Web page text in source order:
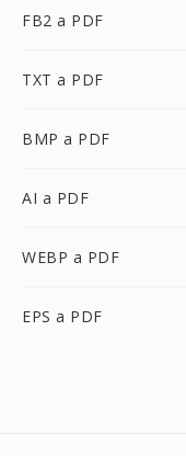
FB2 a PDF
TXT a PDF
BMP a PDF
AI a PDF
WEBP a PDF
EPS a PDF